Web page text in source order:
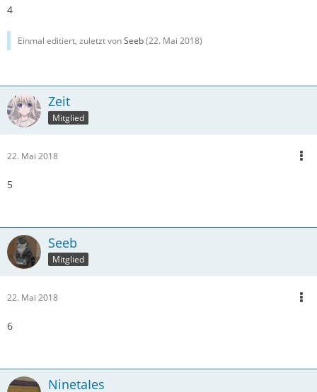
4
Einmal editiert, zuletzt vonSeeb(22. Mai 2018)
Zeit
Mitglied
22. Mai 2018
5
Seeb
Mitglied
22. Mai 2018
6
NinetaIes